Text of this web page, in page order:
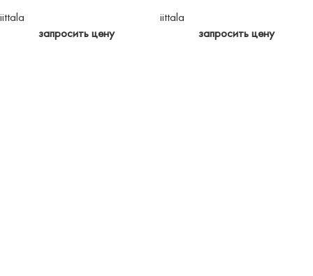
iittala
запросить цену
iittala
запросить цену